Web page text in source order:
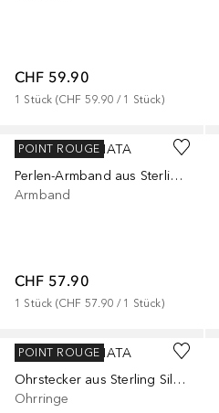
CHF 59.90
1 Stück (CHF 59.90 / 1 Stück)
RAFAELA DONATA
Perlen-Armband aus Sterling Silber in silber mit Muschelkernperle
Armband
CHF 57.90
1 Stück (CHF 57.90 / 1 Stück)
POINT ROUGE
RAFAELA DONATA
Ohrstecker aus Sterling Silber in gelbgold mit Zirkonia Muschelkernperle
Ohrringe
POINT ROUGE